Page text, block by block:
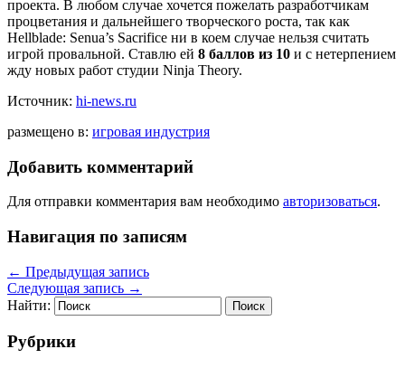
проекта. В любом случае хочется пожелать разработчикам
процветания и дальнейшего творческого роста, так как
Hellblade: Senua’s Sacrifice ни в коем случае нельзя считать
игрой провальной. Ставлю ей 8 баллов из 10 и с нетерпением
жду новых работ студии Ninja Theory.
Источник: hi-news.ru
размещено в: игровая индустрия
Добавить комментарий
Для отправки комментария вам необходимо авторизоваться.
Навигация по записям
← Предыдущая запись
Следующая запись →
Найти:
Рубрики